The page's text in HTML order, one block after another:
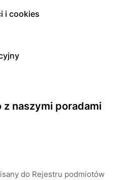
z naszymi poradami
do Rejestru podmiotów
i cookies